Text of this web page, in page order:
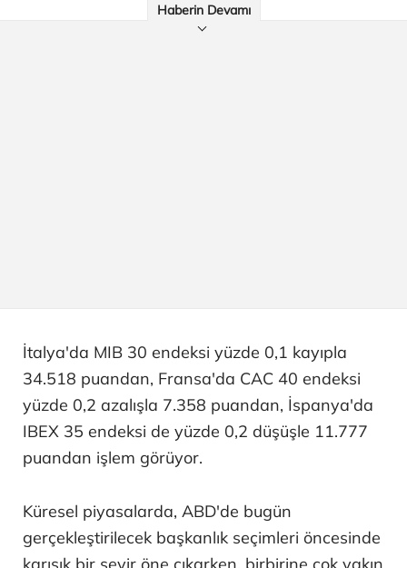
Haberin Devamı
İtalya'da MIB 30 endeksi yüzde 0,1 kayıpla
34.518 puandan, Fransa'da CAC 40 endeksi
yüzde 0,2 azalışla 7.358 puandan, İspanya'da
IBEX 35 endeksi de yüzde 0,2 düşüşle 11.777
puandan işlem görüyor.
Küresel piyasalarda, ABD'de bugün
gerçekleştirilecek başkanlık seçimleri öncesinde